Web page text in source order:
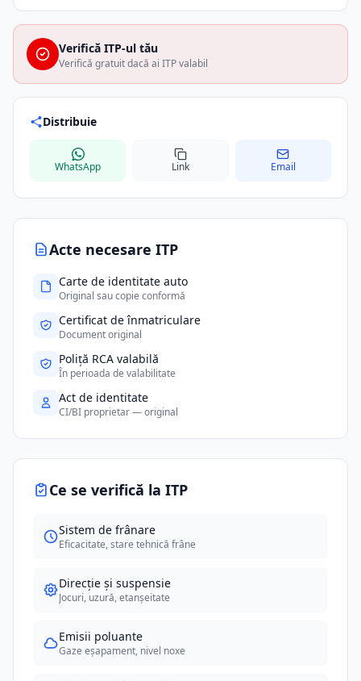
Acte necesare ITP
Carte de identitate auto
Original sau copie conformă
Certificat de înmatriculare
Document original
Poliță RCA valabilă
În perioada de valabilitate
Act de identitate
CI/BI proprietar — original
Ce se verifică la ITP
Sistem de frânare
Eficacitate, stare tehnică frâne
Direcție și suspensie
Jocuri, uzură, etanșeitate
Emisii poluante
Gaze eșapament, nivel noxe
Verifică ITP-ul tău
Verifică gratuit dacă ai ITP valabil
Distribuie
WhatsApp Link Email